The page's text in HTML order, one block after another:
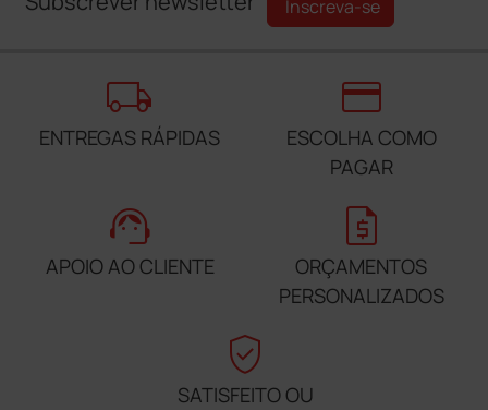
Inscreva-se
local_shipping
ENTREGAS RÁPIDAS
credit_card
ESCOLHA COMO
PAGAR
support_agent
APOIO AO CLIENTE
request_quote
ORÇAMENTOS
PERSONALIZADOS
verified_user
SATISFEITO OU